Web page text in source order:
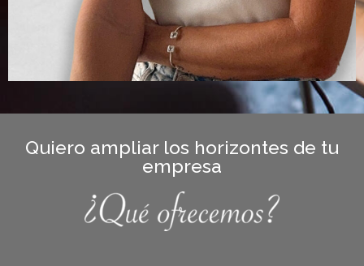
Quiero ampliar los horizontes de tu
empresa